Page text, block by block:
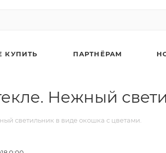
КУПИТЬ ПАРТНЁРАМ
Нежный
светильник в виде окошка с цветами.